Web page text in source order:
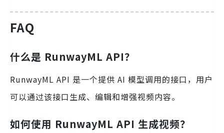
FAQ
什么是 RunwayML API？
RunwayML API 是一个提供 AI 模型调用的接口，用户
可以通过该接口生成、编辑和增强视频内容。
如何使用 RunwayML API 生成视频？